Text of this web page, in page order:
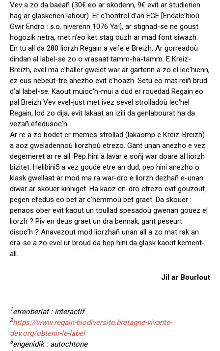
Vev a zo da baeañ (30€ eo ar skodenn, 9€ evit ar studierien
hag ar glaskerien labour). Er c’hontrol d’an EGE [Endalc’hioù
Gwir Endro : s.o. niverenn 1076 Ya!], ar stignad-se ne goust
hogozik netra, met n’eo ket stag ouzh ar mad font siwazh.
En tu all da 280 liorzh Regain a vefe e Breizh. Ar gorreadoù
dindan al label-se zo o vrasaat tamm-ha-tamm. E Kreiz-
Breizh, evel ma c’haller gwelet war ar gartenn a zo el lec’hienn,
ez eus nebeut-tre anezho evit c’hoazh. Setu eo mat reiñ brud
d’al label-se. Kaout muioc’h-mui a dud er rouedad Regain eo
pal Breizh Vev evel-just met ivez sevel strolladoù lec’hel
Regain, lod zo dija, evit lakaat an izili da genlabourat ha da
vezañ efedusoc’h.
Ar re a zo bodet er memes strollad (lakaomp e Kreiz-Breizh)
a aoz gweladennoù liorzhoù etrezo. Gant unan anezho e vez
degemeret ar re all. Pep hini a lavar e soñj war doare al liorzh
bizitet. Helibini5 a vez goude etre an dud, pep hini anezho o
klask gwellaat ar mod ma ra war-dro e liorzh dezhañ e-unan
diwar ar skouer kinniget. Ha kaoz en-dro etrezo evit gouzout
pegen efedus eo bet ar c’hemmoù bet graet. Da skouer :
penaos ober evit kaout un toullad spesadoù gwenan gouez el
liorzh ? Piv en deus graet un dra bennak, gant peseurt
disoc’h ? Anavezout mod liorzhañ unan all a zo mat rak an
dra-se a zo evel ur broud da bep hini da glask kaout kement-
all.
Jil ar Bourlout
1etreoberiat : interactif
2https://www.regain-biodiversite.bretagne-vivante-
dev.org/obtenir-le-label
3engenidik : autochtone